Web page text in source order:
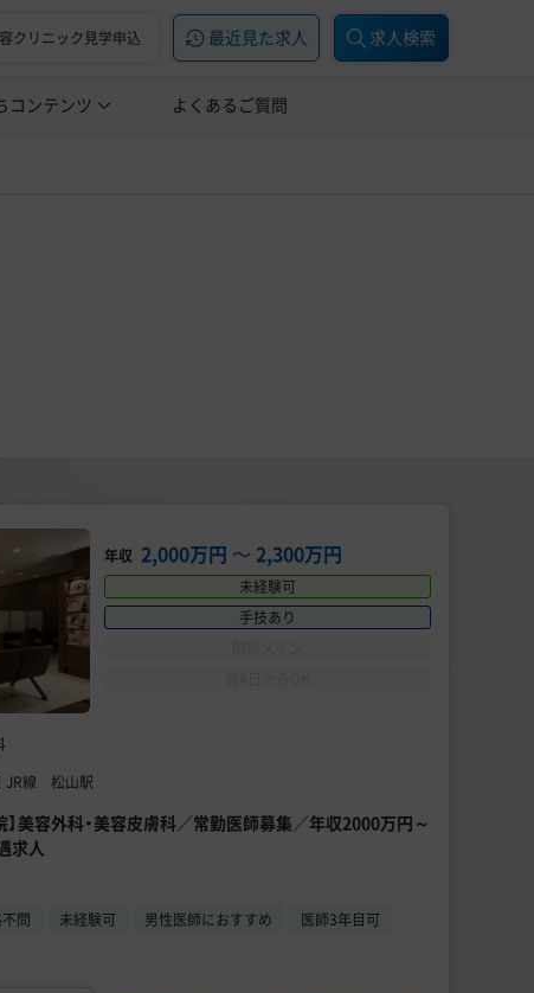
クリニック見学申込 最近見た求人 求人検索
コンテンツ
美容医療の転職お役立ち記事 美容医療辞典
よくあるご質問
年収 2,000万円 〜 2,300万円
未経験可
手技あり
JR線 松山駅
】美容外科・美容皮膚科／常勤医師募集／年収2000万円～
求人
問 未経験可 男性医師におすすめ
医師3年目可